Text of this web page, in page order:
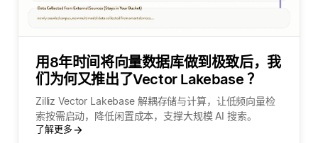
用8年时间将向量数据库做到极致后，我
们为何又推出了Vector Lakebase ？
Zilliz Vector Lakebase 解耦存储与计算，让低频向量检
索按需启动，降低闲置成本，支撑大规模 AI 搜索。
了解更多